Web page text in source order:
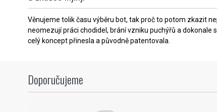
Věnujeme tolik času výběru bot, tak proč to potom zkazit
neomezují práci chodidel, brání vzniku puchýřů a dokonale
celý koncept přinesla a původně patentovala.
Doporučujeme